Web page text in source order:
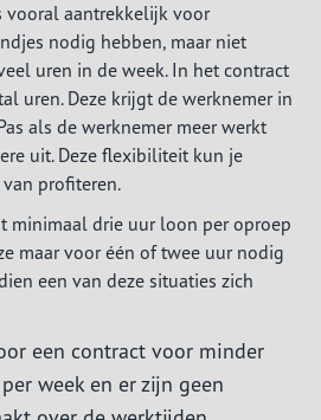
vooral aantrekkelijk voor
nodig hebben, maar niet
uren in de week. In het contract
uren. Deze krijgt de werknemer in
als de werknemer meer werkt
uit. Deze flexibiliteit kun je
profiteren.
minimaal drie uur loon per oproep
maar voor één of twee uur nodig
een van deze situaties zich
een contract voor minder
week en er zijn geen